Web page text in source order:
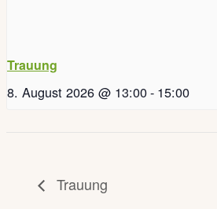
Trauung
8. August 2026 @ 13:00- 15:00
Trauung